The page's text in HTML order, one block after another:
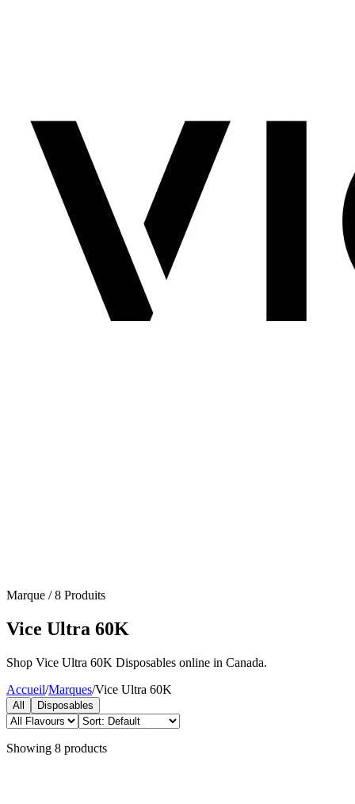
Marque /8 Produits
Vice Ultra 60K
Shop Vice Ultra 60K Disposables online in Canada.
Accueil/Marques/Vice Ultra 60K
All Disposables
Showing 8 products